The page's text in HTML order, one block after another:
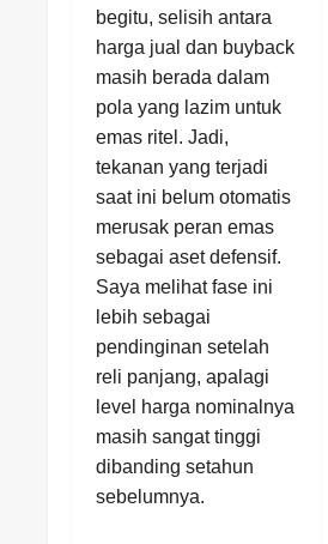
begitu, selisih antara
harga jual dan buyback
masih berada dalam
pola yang lazim untuk
emas ritel. Jadi,
tekanan yang terjadi
saat ini belum otomatis
merusak peran emas
sebagai aset defensif.
Saya melihat fase ini
lebih sebagai
pendinginan setelah
reli panjang, apalagi
level harga nominalnya
masih sangat tinggi
dibanding setahun
sebelumnya.